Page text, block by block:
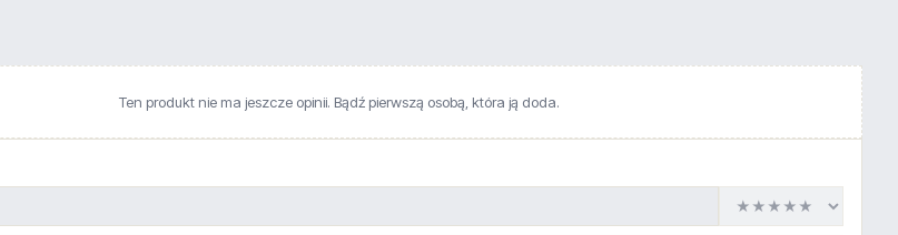
Ten produkt nie ma jeszcze opinii. Bądź pierwszą osobą, która ją doda.